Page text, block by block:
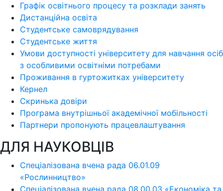
Графік освітнього процесу та розклади занять
Дистанційна освіта
Студентське самоврядування
Студентське життя
Умови доступності університету для навчання осіб
з особливими освітніми потребами
Проживання в гуртожитках університету
Кернел
Скринька довіри
Програма внутрішньої академічної мобільності
Партнери пропонують працевлаштування
ДЛЯ НАУКОВЦІВ
Спеціалізована вчена рада 06.01.09
«Рослинництво»